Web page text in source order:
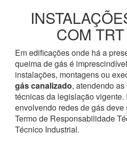
COM
Em edificações onde há a
queima de gás é
instalações, montagens ou
gás canalizado, atendendo
técnicas da legislação
envolvendo redes de gás
Termo de Responsabilidade
Técnico Industrial.